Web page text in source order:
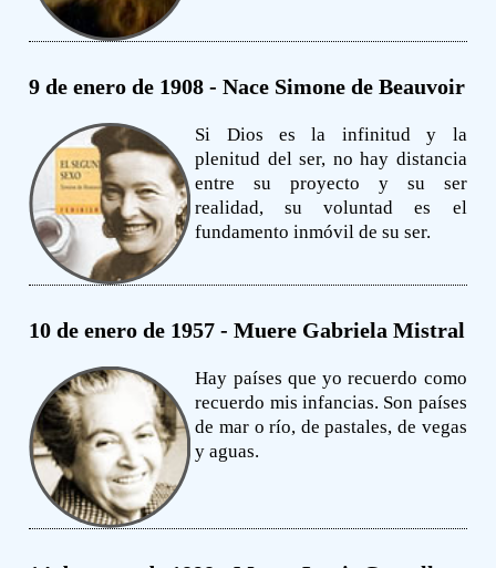
9 de enero de 1908 - Nace Simone de Beauvoir
Si Dios es la infinitud y la
plenitud del ser, no hay distancia
entre su proyecto y su ser
realidad, su voluntad es el
fundamento inmóvil de su ser.
10 de enero de 1957 - Muere Gabriela Mistral
Hay países que yo recuerdo como
recuerdo mis infancias. Son países
de mar o río, de pastales, de vegas
y aguas.